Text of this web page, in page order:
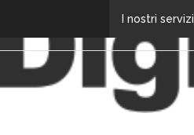
I nostri servizi